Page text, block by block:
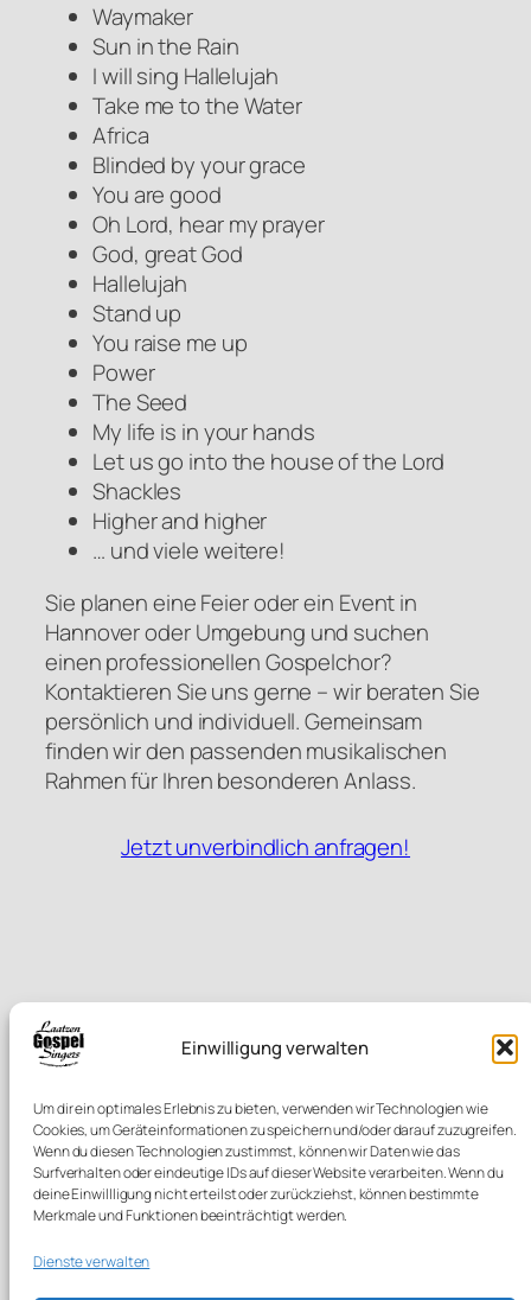
Einwilligung verwalten
Um dir ein optimales Erlebnis zu bieten, verwenden wir Technologien wie
Cookies, um Geräteinformationen zu speichern und/oder darauf zuzugreifen.
Wenn du diesen Technologien zustimmst, können wir Daten wie das
Surfverhalten oder eindeutige IDs auf dieser Website verarbeiten. Wenn du
deine Einwillligung nicht erteilst oder zurückziehst, können bestimmte
Merkmale und Funktionen beeinträchtigt werden.
Dienste verwalten
Waymaker
Sun in the Rain
I will sing Hallelujah
Take me to the Water
Africa
Blinded by your grace
You are good
Oh Lord, hear my prayer
God, great God
Hallelujah
Stand up
You raise me up
Power
The Seed
My life is in your hands
Let us go into the house of the Lord
Shackles
Higher and higher
… und viele weitere!
Sie planen eine Feier oder ein Event in
Hannover oder Umgebung und suchen
einen professionellen Gospelchor?
Kontaktieren Sie uns gerne – wir beraten Sie
persönlich und individuell. Gemeinsam
finden wir den passenden musikalischen
Rahmen für Ihren besonderen Anlass.
Jetzt unverbindlich anfragen!
Ihr Gospelchor für besondere Momente in der Region
Hannover!
Über uns